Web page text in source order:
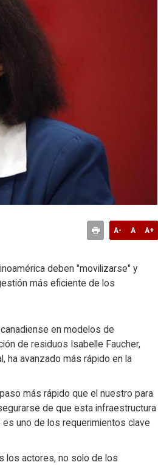
A- A A+
deben "movilizarse" y
más eficiente de los
en modelos de
de residuos Isabelle Faucher,
ha avanzado más rápido en la
más rápido que el nuestro para
de que esta infraestructura
uno de los requerimientos clave
los actores, no solo de los